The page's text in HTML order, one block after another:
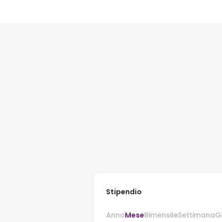
Stipendio
AnnoMeseBimensileSettimana